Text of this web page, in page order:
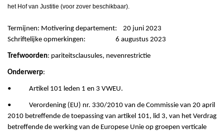
het Hof van Justitie (voor zover beschikbaar).
Termijnen: Motivering departement: 20 juni 2023
Schriftelijke opmerkingen: 6 augustus 2023
Trefwoorden: pariteitsclausules, nevenrestrictie
Onderwerp:
• Artikel 101 leden 1 en 3 VWEU.
• Verordening (EU) nr. 330/2010 van de Commissie van 20 april
2010 betreffende de toepassing van artikel 101, lid 3, van het Verdrag
betreffende de werking van de Europese Unie op groepen verticale